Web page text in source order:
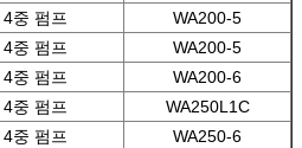
4중 펌프
WA200-5
4중 펌프
WA200-5
4중 펌프
WA200-6
4중 펌프
WA250L1C
4중 펌프
WA250-6